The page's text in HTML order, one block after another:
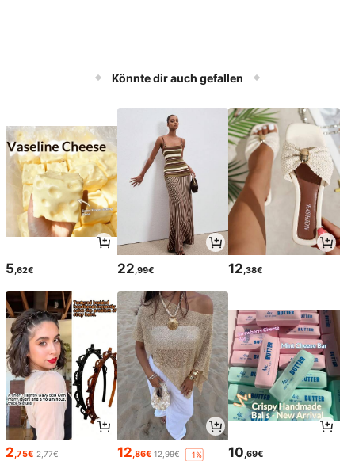
Könnte dir auch gefallen
5 ,62€ 22 ,99€ 12 ,38€
2,75€ 2,77€ 12,86€ 12,99€ -1% 10,69€